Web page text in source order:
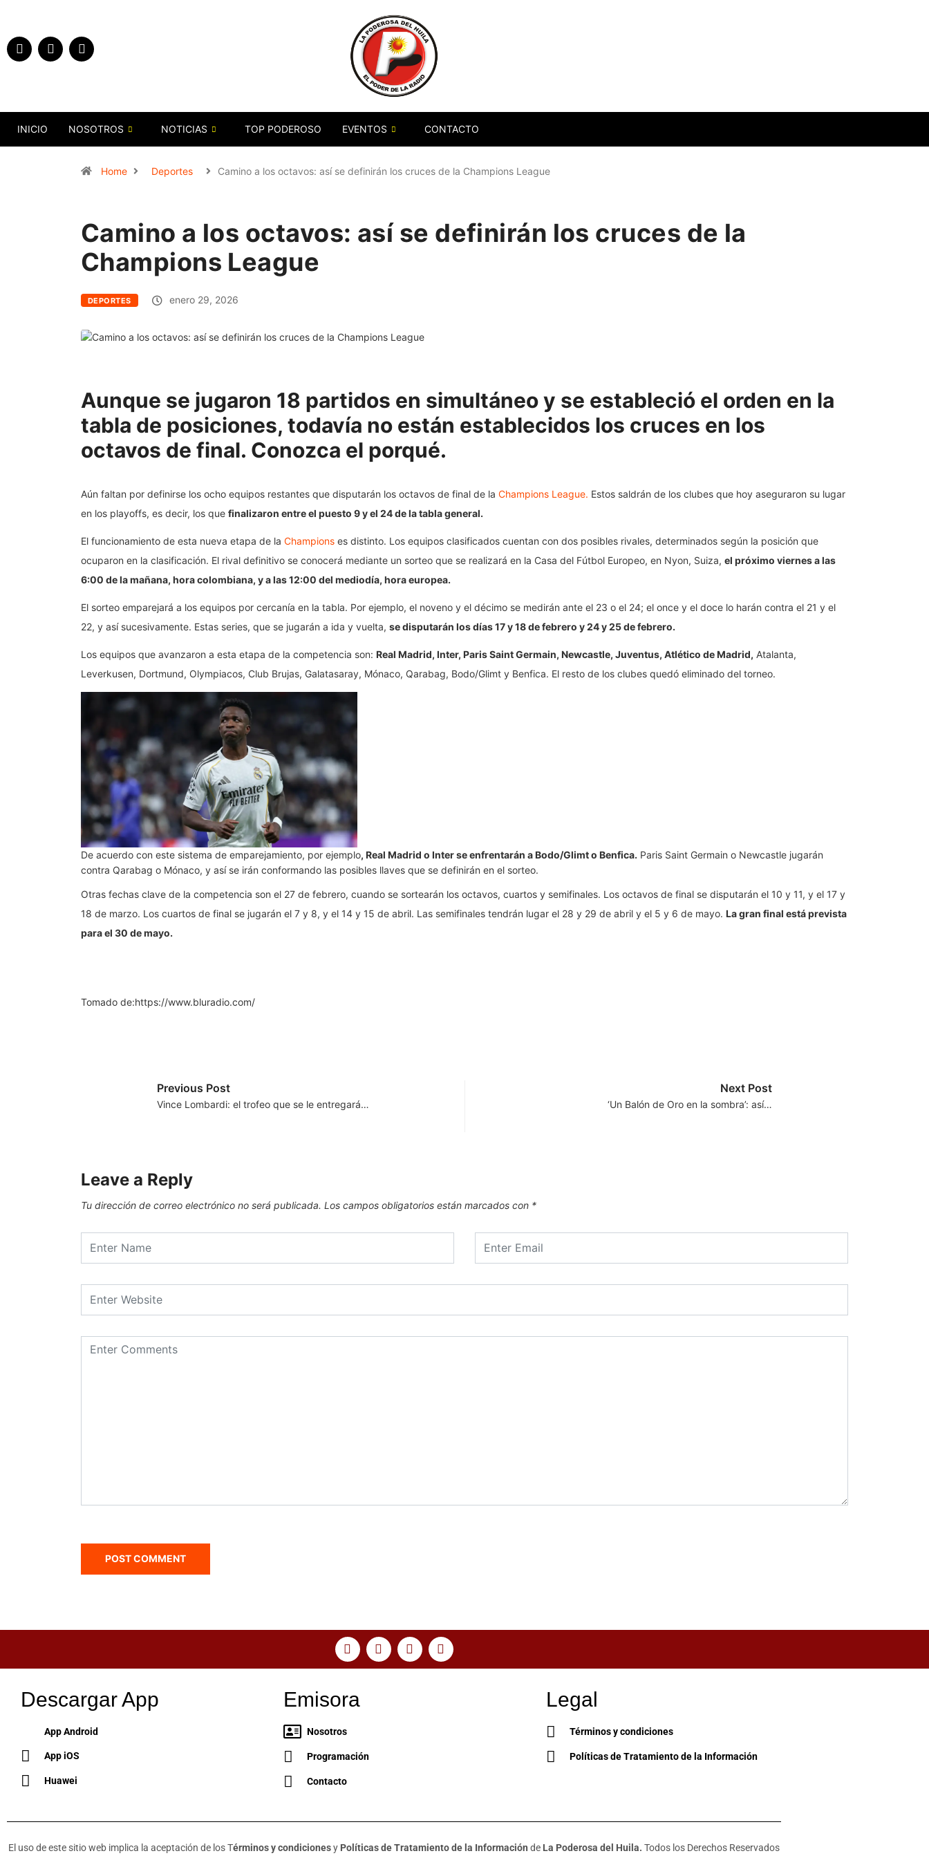
INICIO NOSOTROS NOTICIAS TOP PODEROSO EVENTOS CONTACTO
Home Deportes Camino a los octavos: así se definirán los cruces de la Champions League
Camino a los octavos: así se definirán los cruces de la
Champions League
DEPORTES enero 29, 2026
Aunque se jugaron 18 partidos en simultáneo y se estableció el orden en la
tabla de posiciones, todavía no están establecidos los cruces en los
octavos de final. Conozca el porqué.
Aún faltan por definirse los ocho equipos restantes que disputarán los octavos de final de la Champions League. Estos saldrán de los clubes que hoy aseguraron su lugar
en los playoffs, es decir, los que finalizaron entre el puesto 9 y el 24 de la tabla general.
El funcionamiento de esta nueva etapa de la Champions es distinto. Los equipos clasificados cuentan con dos posibles rivales, determinados según la posición que
ocuparon en la clasificación. El rival definitivo se conocerá mediante un sorteo que se realizará en la Casa del Fútbol Europeo, en Nyon, Suiza, el próximo viernes a las
6:00 de la mañana, hora colombiana, y a las 12:00 del mediodía, hora europea.
El sorteo emparejará a los equipos por cercanía en la tabla. Por ejemplo, el noveno y el décimo se medirán ante el 23 o el 24; el once y el doce lo harán contra el 21 y el
22, y así sucesivamente. Estas series, que se jugarán a ida y vuelta, se disputarán los días 17 y 18 de febrero y 24 y 25 de febrero.
Los equipos que avanzaron a esta etapa de la competencia son: Real Madrid, Inter, Paris Saint Germain, Newcastle, Juventus, Atlético de Madrid, Atalanta,
Leverkusen, Dortmund, Olympiacos, Club Brujas, Galatasaray, Mónaco, Qarabag, Bodo/Glimt y Benfica. El resto de los clubes quedó eliminado del torneo.
De acuerdo con este sistema de emparejamiento, por ejemplo, Real Madrid o Inter se enfrentarán a Bodo/Glimt o Benfica. Paris Saint Germain o Newcastle jugarán
contra Qarabag o Mónaco, y así se irán conformando las posibles llaves que se definirán en el sorteo.
Otras fechas clave de la competencia son el 27 de febrero, cuando se sortearán los octavos, cuartos y semifinales. Los octavos de final se disputarán el 10 y 11, y el 17 y
18 de marzo. Los cuartos de final se jugarán el 7 y 8, y el 14 y 15 de abril. Las semifinales tendrán lugar el 28 y 29 de abril y el 5 y 6 de mayo. La gran final está prevista
para el 30 de mayo.
Tomado de:https://www.bluradio.com/
Previous Post
Vince Lombardi: el trofeo que se le entregará…
Next Post
‘Un Balón de Oro en la sombra’: así…
Leave a Reply
Tu dirección de correo electrónico no será publicada. Los campos obligatorios están marcados con *
Descargar App
App Android
App iOS
Huawei
Emisora
Nosotros
Programación
Contacto
Legal
Términos y condiciones
Políticas de Tratamiento de la Información
El uso de este sitio web implica la aceptación de los Términos y condicionesy Políticas de Tratamiento de la Información de La Poderosa del Huila. Todos los Derechos Reservados